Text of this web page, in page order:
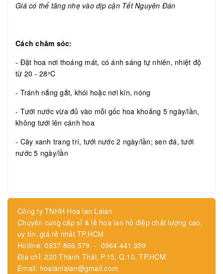
Giá có thể tăng nhẹ vào dịp cận Tết Nguyên Đán
Cách chăm sóc:
- Đặt hoa nơi thoáng mát, có ánh sáng tự nhiên, nhiệt độ
từ 20 - 28oC
- Tránh nắng gắt, khói hoặc nơi kín, nóng
- Tưới nước vừa đủ vào mỗi gốc hoa khoảng 5 ngày/lần,
không tưới lên cánh hoa
- Cây xanh trang trí, tưới nước 2 ngày/lần; sen đá, tưới
nước 5 ngày/lần
Công ty TNHH Hoa lan Lalan
Chuyên cung cấp sỉ & lẻ hoa lan hồ điệp chất lượng cao,
uy tín, giá rẻ nhất TP.HCM
Hotline: 0937.866.579 - 0964.441.959
Địa chỉ: 220 Thành Thái, P.15, Q.10, TP.HCM
Email: hoalanlalan@gmail.com